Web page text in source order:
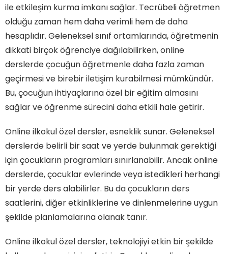
ile etkileşim kurma imkanı sağlar. Tecrübeli öğretmen
olduğu zaman hem daha verimli hem de daha
hesaplıdır. Geleneksel sınıf ortamlarında, öğretmenin
dikkati birçok öğrenciye dağılabilirken, online
derslerde çocuğun öğretmenle daha fazla zaman
geçirmesi ve birebir iletişim kurabilmesi mümkündür.
Bu, çocuğun ihtiyaçlarına özel bir eğitim almasını
sağlar ve öğrenme sürecini daha etkili hale getirir.
Online ilkokul özel dersler, esneklik sunar. Geleneksel
derslerde belirli bir saat ve yerde bulunmak gerektiği
için çocukların programları sınırlanabilir. Ancak online
derslerde, çocuklar evlerinde veya istedikleri herhangi
bir yerde ders alabilirler. Bu da çocukların ders
saatlerini, diğer etkinliklerine ve dinlenmelerine uygun
şekilde planlamalarına olanak tanır.
Online ilkokul özel dersler, teknolojiyi etkin bir şekilde